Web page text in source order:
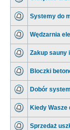
Systemy do
Wędzarnia
Zakup sauny
Bloczki
Dobór
Kiedy Wasze
Sprzedaż